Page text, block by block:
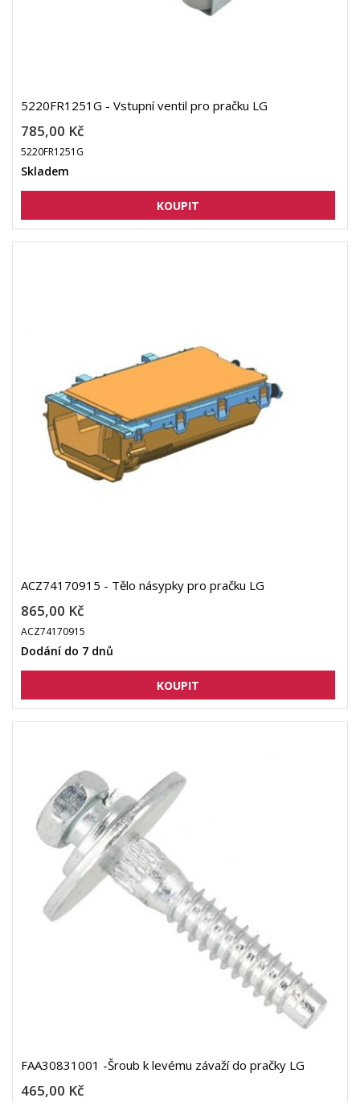
5220FR1251G - Vstupní ventil pro pračku LG
785,00 Kč
5220FR1251G
Skladem
ACZ74170915 - Tělo násypky pro pračku LG
865,00 Kč
ACZ74170915
Dodání do 7 dnů
FAA30831001 -Šroub k levému závaží do pračky LG
465,00 Kč